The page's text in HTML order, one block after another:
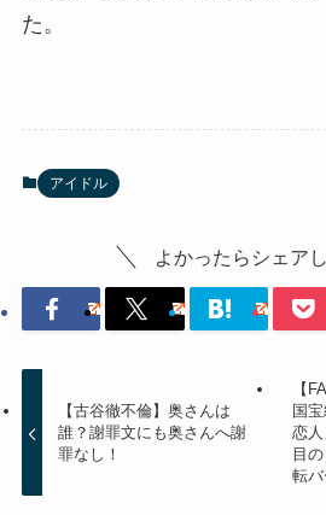
た。
アイドル
よかったらシェア
【古谷徹不倫】奥さんは
誰？謝罪文にも奥さんへ謝
罪なし！
【
国
恋人
目
転バ